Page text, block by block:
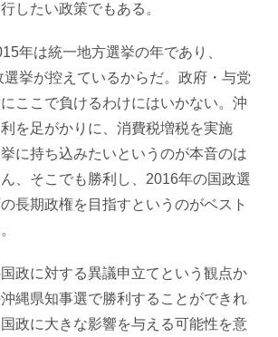
したい政策でもある。
年は統一地方選挙の年であり、
挙が控えているからだ。政府・与党
ここで負けるわけにはいかない。沖
を足がかりに、消費税増税を実施
に持ち込みたいというのが本音のは
、そこでも勝利し、2016年の国政選
長期政権を目指すというのがベスト
政に対する異議申立てという観点か
縄県知事選で勝利することができれ
政に大きな影響を与える可能性を意